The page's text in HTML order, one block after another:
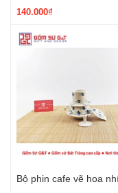
140.000₫
Bộ phin cafe vẽ hoa